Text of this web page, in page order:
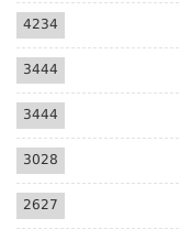
4234
3444
3444
3028
2627